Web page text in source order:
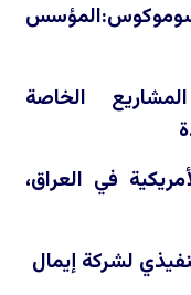
الخاصة
في العراق،
لشركة إيمال